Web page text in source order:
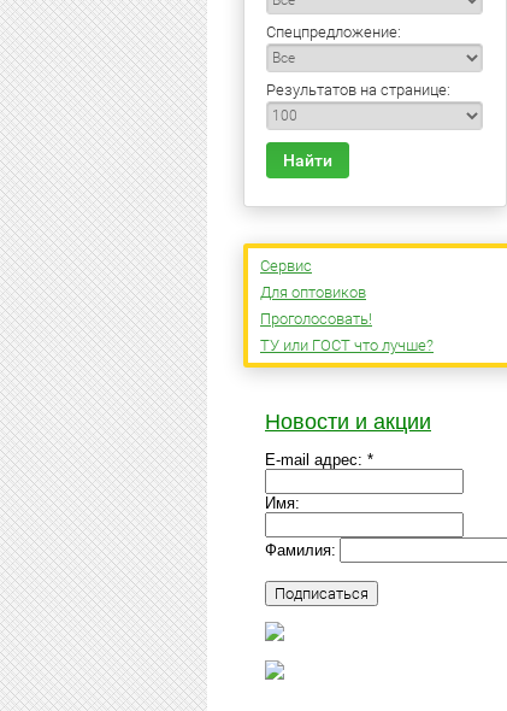
Спецпредложение:
Результатов на странице:
Найти
Сервис
Для оптовиков
Проголосовать!
ТУ или ГОСТ что лучше?
Новости и акции
E-mail адрес: *
Имя:
Фамилия: